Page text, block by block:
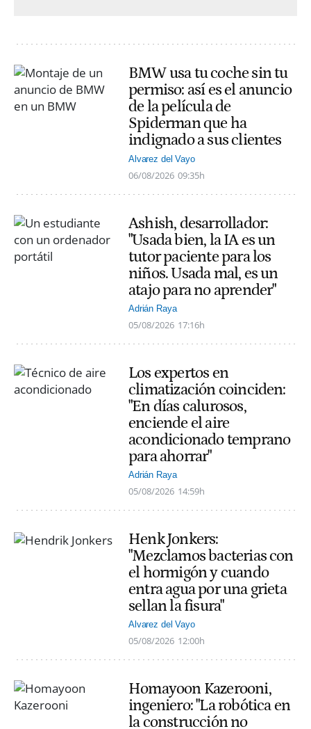
BMW usa tu coche sin tu
permiso: así es el anuncio
de la película de
Spiderman que ha
indignado a sus clientes
Alvarez del Vayo
06/08/2026 09:35h
Ashish, desarrollador:
"Usada bien, la IA es un
tutor paciente para los
niños. Usada mal, es un
atajo para no aprender"
Adrián Raya
05/08/2026 17:16h
Los expertos en
climatización coinciden:
"En días calurosos,
enciende el aire
acondicionado temprano
para ahorrar"
Adrián Raya
05/08/2026 14:59h
Henk Jonkers:
"Mezclamos bacterias con
el hormigón y cuando
entra agua por una grieta
sellan la fisura"
Alvarez del Vayo
05/08/2026 12:00h
Homayoon Kazerooni,
ingeniero: "La robótica en
la construcción no